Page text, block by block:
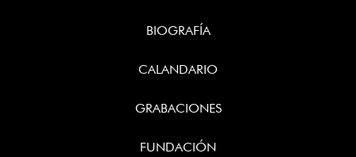
BIOGRAFÍA
CALANDARIO
GRABACIONES
FUNDACIÓN